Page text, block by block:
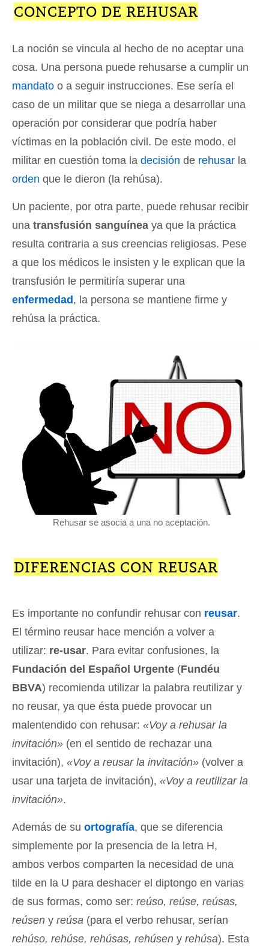
CONCEPTO DE REHUSAR
La noción se vincula al hecho de no aceptar una
cosa. Una persona puede rehusarse a cumplir un
mandato o a seguir instrucciones. Ese sería el
caso de un militar que se niega a desarrollar una
operación por considerar que podría haber
víctimas en la población civil. De este modo, el
militar en cuestión toma la decisión de rehusar la
orden que le dieron (la rehúsa).
Un paciente, por otra parte, puede rehusar recibir
una transfusión sanguínea ya que la práctica
resulta contraria a sus creencias religiosas. Pese
a que los médicos le insisten y le explican que la
transfusión le permitiría superar una
enfermedad, la persona se mantiene firme y
rehúsa la práctica.
Rehusar se asocia a una no aceptación.
DIFERENCIAS CON REUSAR
Es importante no confundir rehusar con reusar.
El término reusar hace mención a volver a
utilizar: re-usar. Para evitar confusiones, la
Fundación del Español Urgente (Fundéu
BBVA) recomienda utilizar la palabra reutilizar y
no reusar, ya que ésta puede provocar un
malentendido con rehusar: «Voy a rehusar la
invitación» (en el sentido de rechazar una
invitación), «Voy a reusar la invitación» (volver a
usar una tarjeta de invitación), «Voy a reutilizar la
invitación».
Además de su ortografía, que se diferencia
simplemente por la presencia de la letra H,
ambos verbos comparten la necesidad de una
tilde en la U para deshacer el diptongo en varias
de sus formas, como ser: reúso, reúse, reúsas,
reúsen y reúsa (para el verbo rehusar, serían
rehúso, rehúse, rehúsas, rehúsen y rehúsa). Esta